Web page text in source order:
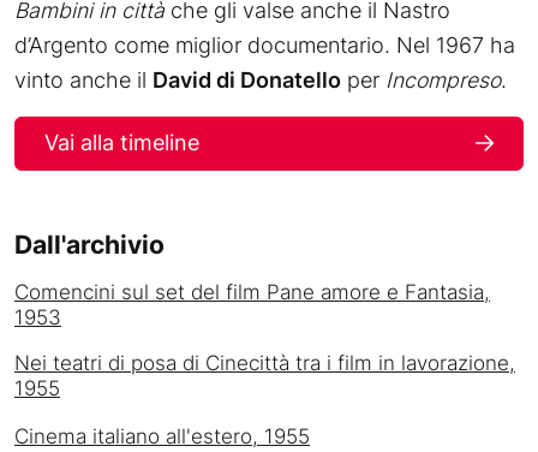
Bambini in città che gli valse anche il Nastro
d’Argento come miglior documentario. Nel 1967 ha
vinto anche il David di Donatello per Incompreso.
Vai alla timeline
Dall'archivio
Comencini sul set del film Pane amore e Fantasia,
1953
Nei teatri di posa di Cinecittà tra i film in lavorazione,
1955
Cinema italiano all'estero, 1955